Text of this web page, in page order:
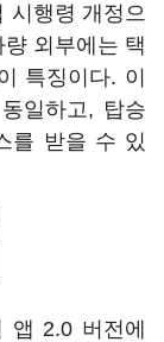
시행령 개정으
외부에는 택
특징이다. 이
일하고, 탑승
를 받을 수 있
앱 2.0 버전에